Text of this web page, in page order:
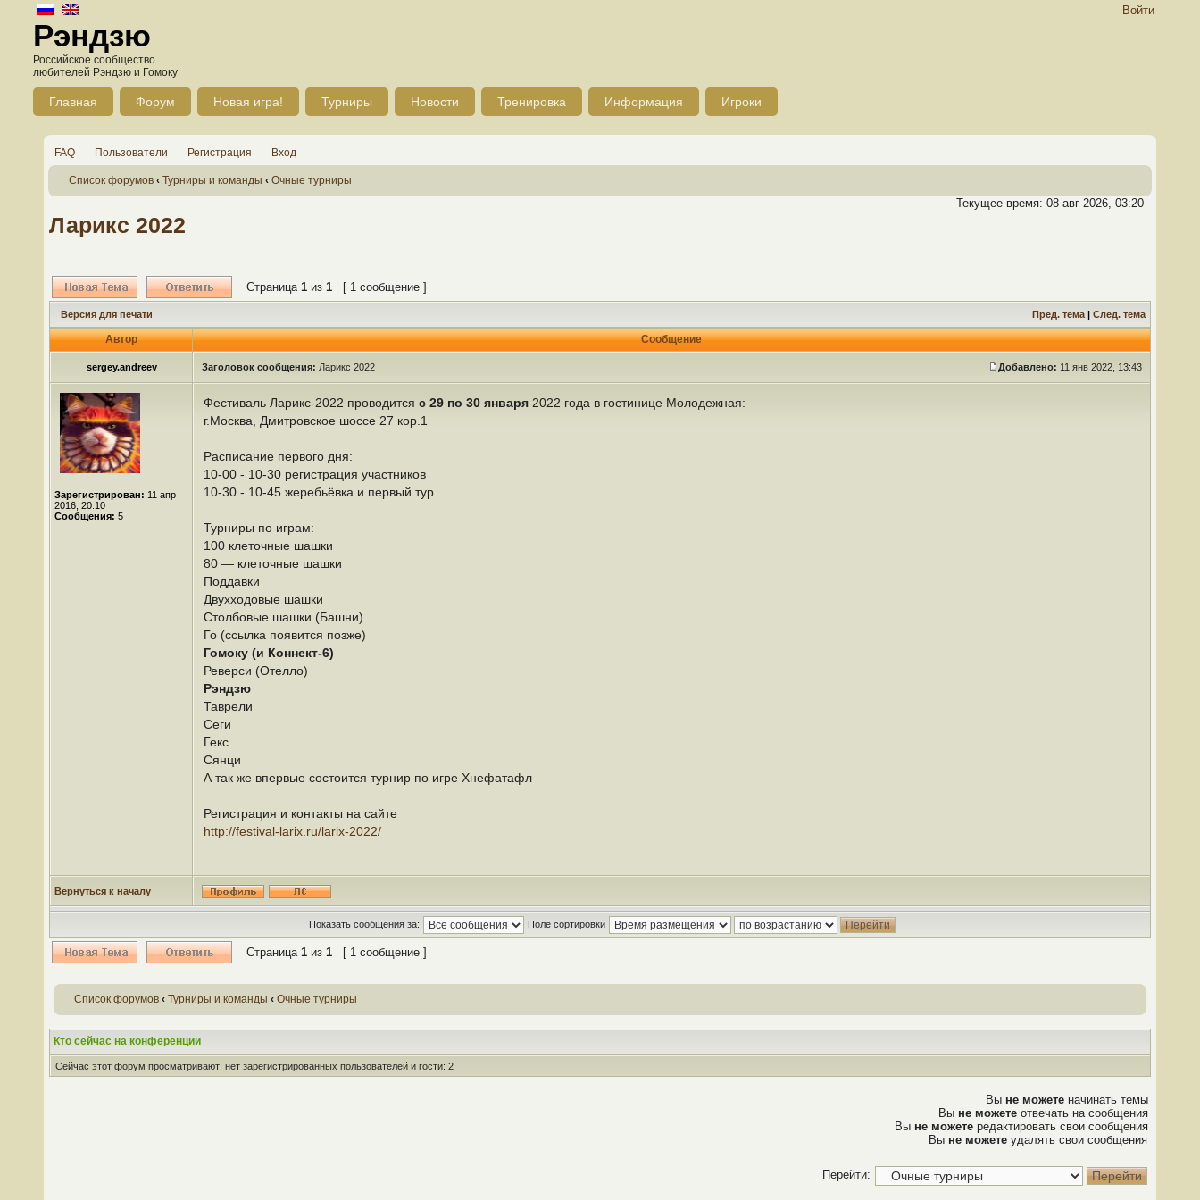
Войти
Рэндзю
Российское сообщество
любителей Рэндзю и Гомоку
Главная Форум Новая игра! Турниры Новости Тренировка Информация Игроки
FAQ Пользователи Регистрация Вход
Список форумов ‹ Турниры и команды ‹ Очные турниры
Текущее время: 08 авг 2026, 03:20
Ларикс 2022
Страница 1 из 1 [ 1 сообщение ]
Версия для печати Пред. тема | След. тема
Автор Сообщение
sergey.andreev Заголовок сообщения: Ларикс 2022 Добавлено: 11 янв 2022, 13:43
Зарегистрирован: 11 апр
2016, 20:10
Сообщения: 5
Фестиваль Ларикс-2022 проводится с 29 по 30 января 2022 года в гостинице Молодежная:
г.Москва, Дмитровское шоссе 27 кор.1
Расписание первого дня:
10-00 - 10-30 регистрация участников
10-30 - 10-45 жеребьёвка и первый тур.
Турниры по играм:
100 клеточные шашки
80 — клеточные шашки
Поддавки
Двухходовые шашки
Столбовые шашки (Башни)
Го (ссылка появится позже)
Гомоку (и Коннект-6)
Реверси (Отелло)
Рэндзю
Таврели
Сеги
Гекс
Сянци
А так же впервые состоится турнир по игре Хнефатафл
Регистрация и контакты на сайте
http://festival-larix.ru/larix-2022/
Вернуться к началу
Показать сообщения за: Поле сортировки
Страница 1 из 1 [ 1 сообщение ]
Список форумов ‹ Турниры и команды ‹ Очные турниры
Кто сейчас на конференции
Сейчас этот форум просматривают: нет зарегистрированных пользователей и гости: 2
Вы не можете начинать темы
Вы не можете отвечать на сообщения
Вы не можете редактировать свои сообщения
Вы не можете удалять свои сообщения
Перейти: